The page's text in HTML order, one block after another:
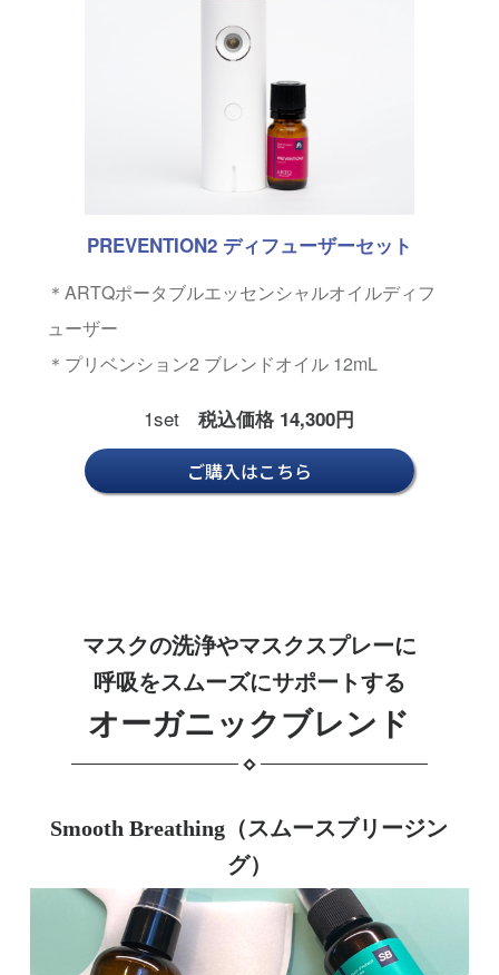
PREVENTION2 ディフューザーセット
＊ARTQポータブルエッセンシャルオイルディフ
ューザー
＊プリベンション2 ブレンドオイル 12mL
1set税込価格 14,300円
ご購入はこちら
マスクの洗浄やマスクスプレーに
呼吸をスムーズにサポートする
オーガニックブレンド
Smooth Breathing（スムースブリージン
グ）